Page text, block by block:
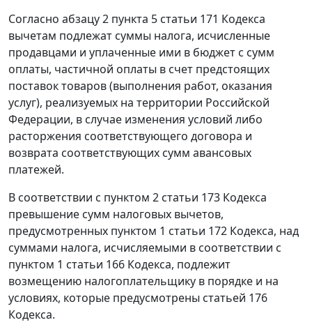
Согласно абзацу 2 пункта 5 статьи 171 Кодекса
вычетам подлежат суммы налога, исчисленные
продавцами и уплаченные ими в бюджет с сумм
оплаты, частичной оплаты в счет предстоящих
поставок товаров (выполнения работ, оказания
услуг), реализуемых на территории Российской
Федерации, в случае изменения условий либо
расторжения соответствующего договора и
возврата соответствующих сумм авансовых
платежей.
В соответствии с пунктом 2 статьи 173 Кодекса
превышение сумм налоговых вычетов,
предусмотренных пунктом 1 статьи 172 Кодекса, над
суммами налога, исчисляемыми в соответствии с
пунктом 1 статьи 166 Кодекса, подлежит
возмещению налогоплательщику в порядке и на
условиях, которые предусмотрены статьей 176
Кодекса.